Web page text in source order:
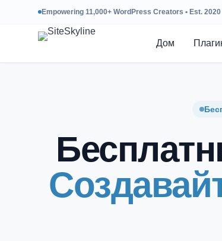
Empowering 11,000+ WordPress Creators • Est. 2020
Дом